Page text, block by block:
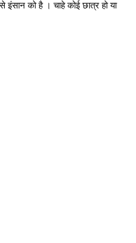
को है । चाहे कोई छात्र हो या